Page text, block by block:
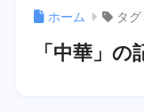
ホーム タグ
「中華」の